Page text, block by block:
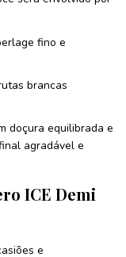
fino e
brancas
doçura equilibrada e
agradável e
ICE Demi
e